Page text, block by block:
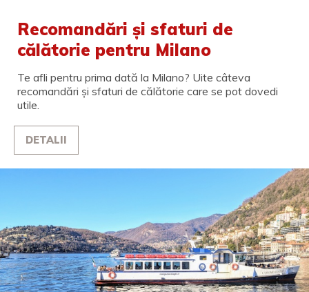
Recomandări și sfaturi de
călătorie pentru Milano
Te afli pentru prima dată la Milano? Uite câteva
recomandări și sfaturi de călătorie care se pot dovedi
utile.
DETALII